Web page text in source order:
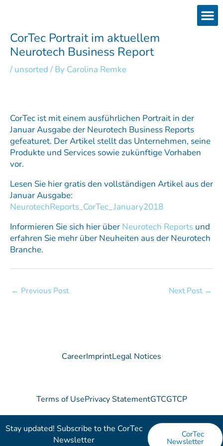
CorTec Portrait im aktuellem
Neurotech Business Report
/ unsorted / By Carolina Remke
CorTec ist mit einem ausführlichen Portrait in der
Januar Ausgabe der Neurotech Business Reports
gefeaturet. Der Artikel stellt das Unternehmen, seine
Produkte und Services sowie zukünftige Vorhaben
vor.
Lesen Sie hier gratis den vollständigen Artikel aus der
Januar Ausgabe:
NeurotechReports_CorTec_January2018
Informieren Sie sich hier über Neurotech Reports und
erfahren Sie mehr über Neuheiten aus der Neurotech
Branche.
← Previous Post Next Post →
CareerImprintLegal Notices
Terms of UsePrivacy StatementGTCGTCP
Stay updated! Subscribe to the CorTec
Newsletter​
CorTec
Newsletter